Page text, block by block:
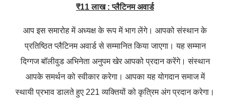
₹11लाख : प्लैटिनम अवार्ड
आप इस समारोह में अध्यक्ष के रूप में भाग लेंगे। आपको संस्थान के
प्रतिष्ठित प्लैटिनम अवार्ड से सम्मानित किया जाएगा। यह सम्मान
दिग्गज बॉलीवुड अभिनेता अनुपम खेर आपको प्रदान करेंगे। संस्थान
आपके समर्थन को स्वीकार करेगा। आपका यह योगदान समाज में
स्थायी प्रभाव डालते हुए 221 व्यक्तियों को कृत्रिम अंग प्रदान करेगा।